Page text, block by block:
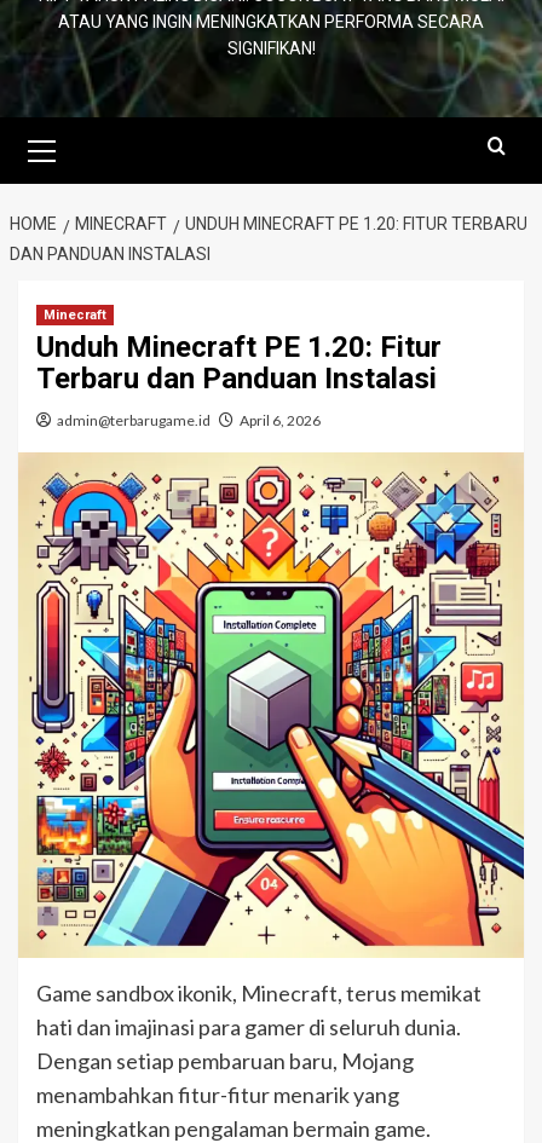
ATAU YANG INGIN MENINGKATKAN PERFORMA SECARA
SIGNIFIKAN!
Menu
HOME MINECRAFT
UNDUH MINECRAFT PE 1.20: FITUR TERBARU
DAN PANDUAN INSTALASI
Minecraft
Unduh Minecraft PE 1.20: Fitur
Terbaru dan Panduan Instalasi
admin@terbarugame.id April 6, 2026
Game sandbox ikonik, Minecraft, terus memikat
hati dan imajinasi para gamer di seluruh dunia.
Dengan setiap pembaruan baru, Mojang
menambahkan fitur-fitur menarik yang
meningkatkan pengalaman bermain game.